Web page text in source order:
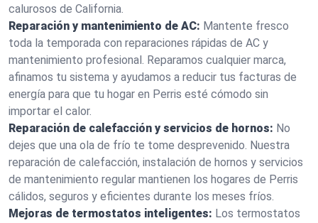
calurosos de California.
Reparación y mantenimiento de AC: Mantente fresco
toda la temporada con reparaciones rápidas de AC y
mantenimiento profesional. Reparamos cualquier marca,
afinamos tu sistema y ayudamos a reducir tus facturas de
energía para que tu hogar en Perris esté cómodo sin
importar el calor.
Reparación de calefacción y servicios de hornos: No
dejes que una ola de frío te tome desprevenido. Nuestra
reparación de calefacción, instalación de hornos y servicios
de mantenimiento regular mantienen los hogares de Perris
cálidos, seguros y eficientes durante los meses fríos.
Mejoras de termostatos inteligentes: Los termostatos